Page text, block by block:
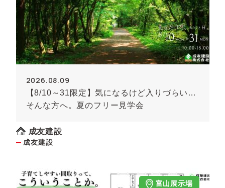
2026.08.09
【8/10～31限定】気になるけど入りづらい…
そんな方へ。夏のフリー見学会
成友建設
成友建設
富山展示場